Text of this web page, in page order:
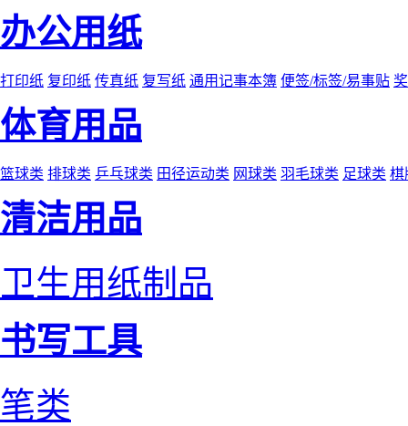
办公用纸
打印纸 复印纸 传真纸 复写纸 通用记事本簿 便签/标签/易事贴
体育用品
篮球类 排球类 乒乓球类 田径运动类 网球类 羽毛球类 足球类 棋
清洁用品
卫生用纸制品
书写工具
笔类